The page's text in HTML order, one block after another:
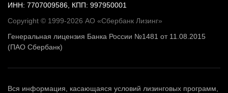
ИНН: 7707009586, КПП: 997950001
Copyright © 1999-2026 АО «Сбербанк Лизинг»
Генеральная лицензия Банка России №1481 от 11.08.2015
(ПАО Сбербанк)
Вся информация, касающаяся условий лизинговых программ,